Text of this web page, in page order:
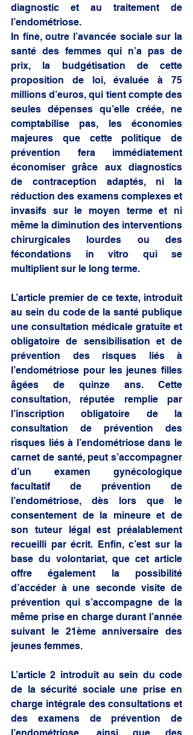
diagnostic et au traitement de
l’endométriose.
In fine, outre l’avancée sociale sur la
santé des femmes qui n’a pas de
prix, la budgétisation de cette
proposition de loi, évaluée à 75
millions d’euros, qui tient compte des
seules dépenses qu’elle créée, ne
comptabilise pas, les économies
majeures que cette politique de
prévention fera immédiatement
économiser grâce aux diagnostics
de contraception adaptés, ni la
réduction des examens complexes et
invasifs sur le moyen terme et ni
même la diminution des interventions
chirurgicales lourdes ou des
fécondations in vitro qui se
multiplient sur le long terme.
L’article premier de ce texte, introduit
au sein du code de la santé publique
une consultation médicale gratuite et
obligatoire de sensibilisation et de
prévention des risques liés à
l’endométriose pour les jeunes filles
âgées de quinze ans. Cette
consultation, réputée remplie par
l’inscription obligatoire de la
consultation de prévention des
risques liés à l’endométriose dans le
carnet de santé, peut s’accompagner
d’un examen gynécologique
facultatif de prévention de
l’endométriose, dès lors que le
consentement de la mineure et de
son tuteur légal est préalablement
recueilli par écrit. Enfin, c’est sur la
base du volontariat, que cet article
offre également la possibilité
d’accéder à une seconde visite de
prévention qui s’accompagne de la
même prise en charge durant l’année
suivant le 21ème anniversaire des
jeunes femmes.
L’article 2 introduit au sein du code
de la sécurité sociale une prise en
charge intégrale des consultations et
des examens de prévention de